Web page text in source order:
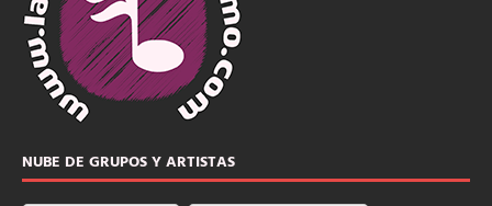
NUBE DE GRUPOS Y ARTISTAS